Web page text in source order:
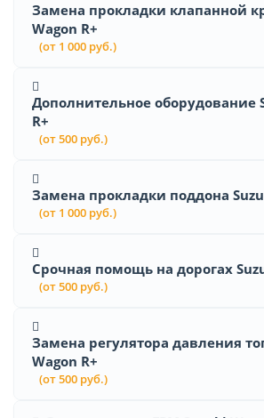
Замена прокладки клапанной
Wagon R+
(от 1 000 руб.)
Дополнительное оборудование
R+
(от 500 руб.)
Замена прокладки поддона
(от 1 000 руб.)
Срочная помощь на дорогах
(от 500 руб.)
Замена регулятора давления
Wagon R+
(от 500 руб.)